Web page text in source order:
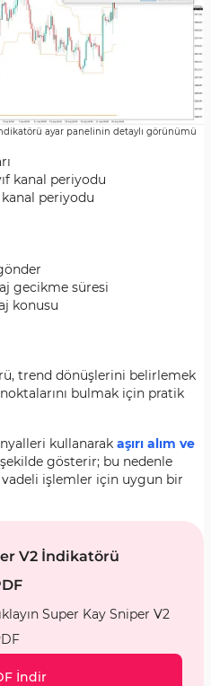
ayar panelinin detaylı görünümü
kanal periyodu
kanal periyodu
gecikme süresi
konusu
trend dönüşlerini belirlemek
bulmak için pratik
kullanarak aşırı alım ve
gösterir; bu nedenle
vadeli işlemler için uygun bir
V2 İndikatörü
Super Kay Sniper V2
İndir